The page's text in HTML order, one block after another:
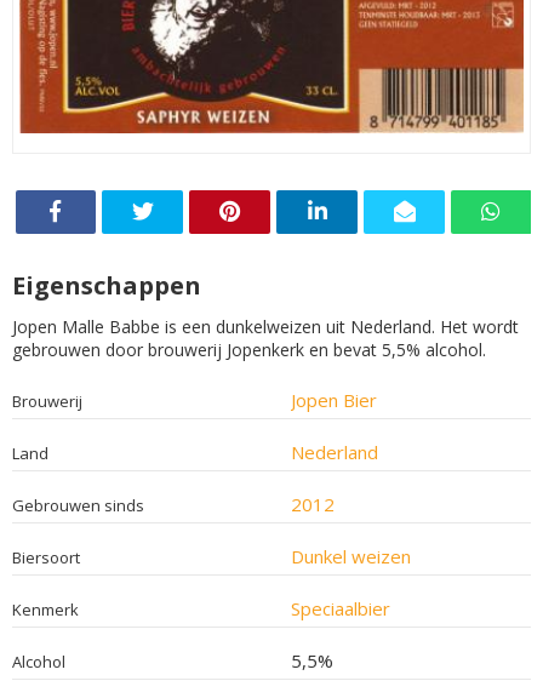
Eigenschappen
Jopen Malle Babbe is een dunkelweizen uit Nederland. Het wordt
gebrouwen door brouwerij Jopenkerk en bevat 5,5% alcohol.
Brouwerij Jopen Bier
Land Nederland
Gebrouwen sinds 2012
Biersoort Dunkel weizen
Kenmerk Speciaalbier
Alcohol 5,5%